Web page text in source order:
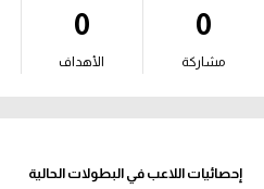
آراء حرة
ركن الألعاب
0
مشاركة
0
الأهداف
إحصائيات اللاعب في البطولات الحالية